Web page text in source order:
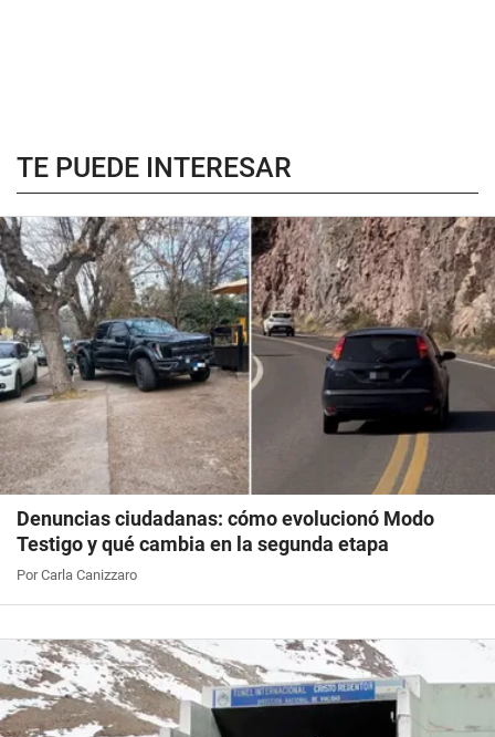
TE PUEDE INTERESAR
Denuncias ciudadanas: cómo evolucionó Modo
Testigo y qué cambia en la segunda etapa
Por Carla Canizzaro